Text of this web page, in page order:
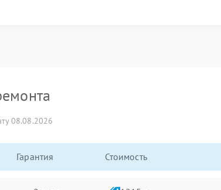
08.08.2026
Гарантия Стоимость